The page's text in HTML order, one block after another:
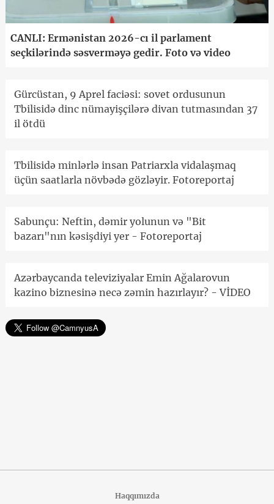
CANLI: Ermənistan 2026-cı il parlament
seçkilərində səsverməyə gedir. Foto və video
Gürcüstan, 9 Aprel faciəsi: sovet ordusunun
Tbilisidə dinc nümayişçilərə divan tutmasından 37
il ötdü
Tbilisidə minlərlə insan Patriarxla vidalaşmaq
üçün saatlarla növbədə gözləyir. Fotoreportaj
Sabunçu: Neftin, dəmir yolunun və "Bit
bazarı"nın kəsişdiyi yer - Fotoreportaj
Azərbaycanda televiziyalar Emin Ağalarovun
kazino biznesinə necə zəmin hazırlayır? - VİDEO
Haqqımızda